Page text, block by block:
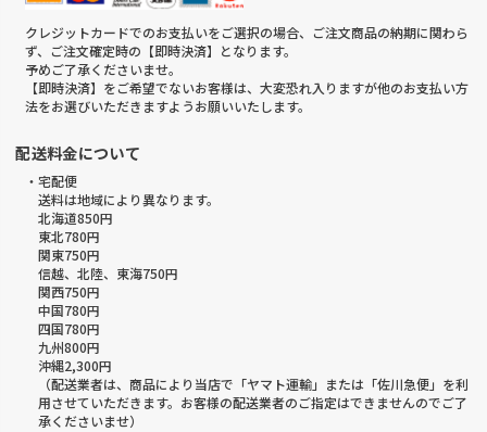
クレジットカードでのお支払いをご選択の場合、ご注文商品の納期に関わら
ず、ご注文確定時の【即時決済】となります。
予めご了承くださいませ。
【即時決済】をご希望でないお客様は、大変恐れ入りますが他のお支払い方
法をお選びいただきますようお願いいたします。
配送料金について
・宅配便
送料は地域により異なります。
北海道850円
東北780円
関東750円
信越、北陸、東海750円
関西750円
中国780円
四国780円
九州800円
沖縄2,300円
（配送業者は、商品により当店で「ヤマト運輸」または「佐川急便」を利
用させていただきます。お客様の配送業者のご指定はできませんのでご了
承くださいませ）